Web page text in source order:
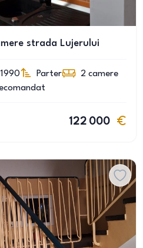
strada Lujerului
Parter 2 camere
122 000